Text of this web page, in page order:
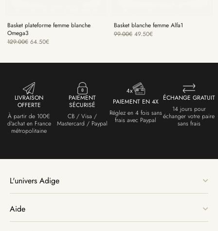
Basket plateforme femme blanche
Omega3
129.00€ 64.50€
Basket blanche femme Alfa1
99.00€ 49.50€
LIVRAISON
OFFERTE
À partir de 100€
d'achat en France
métropolitaine
PAIEMENT
SÉCURISÉ
CB / Visa /
Mastercard / Paypal
PAIEMENT EN 4X
Réglez en 4 fois sans
frais avec Paypal
ÉCHANGE GRATUIT
14 jours pour
échanger votre paire
sans frais
L'univers Adige
Aide